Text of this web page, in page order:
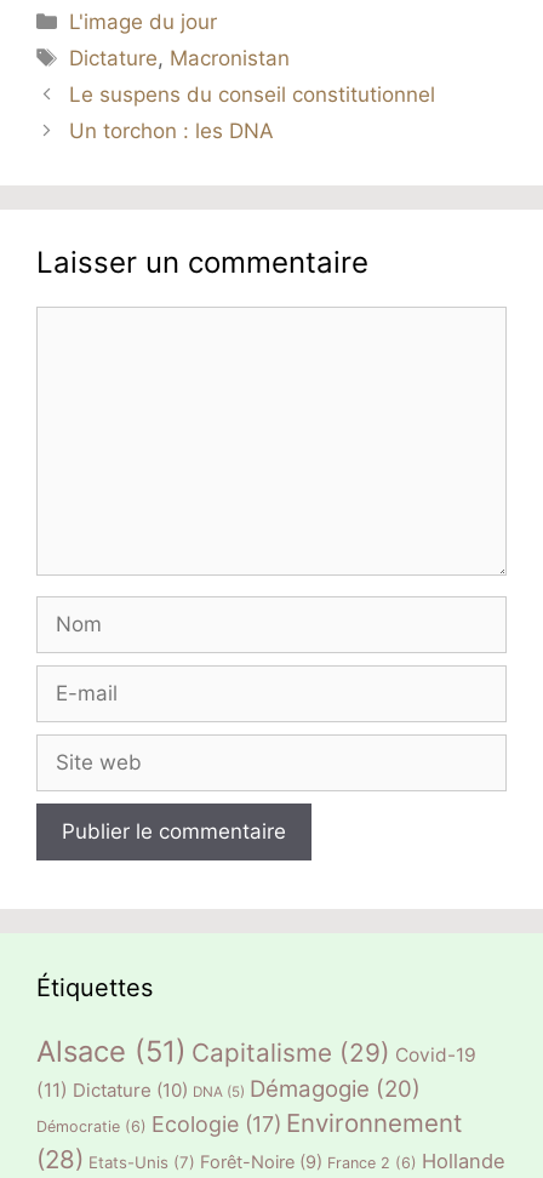
Catégories
L'image du jour
Étiquettes
Dictature, Macronistan
Le suspens du conseil constitutionnel
Un torchon : les DNA
Laisser un commentaire
mail
web
Étiquettes
Alsace (51) Capitalisme (29) Covid-19
(11) Dictature (10) DNA (5) Démagogie (20)
Démocratie (6) Ecologie (17) Environnement
(28) Etats-Unis (7) Forêt-Noire (9) France 2 (6) Hollande